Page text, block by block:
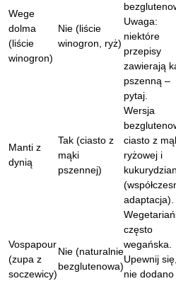
Wege
dolma
(liście
winogron)
Nie (liście
winogron, ryż)
Uwaga:
niektóre
przepisy
zawierają
pszenną –
pytaj.
Manti z
dynią
Tak (ciasto z
mąki
pszennej)
Wersja
ciasto z
ryżowej i
adaptacja).
Vospapour
(zupa z
soczewicy)
Nie (naturalnie
bezglutenowa)
często
wegańska.
Upewnij
nie dodano